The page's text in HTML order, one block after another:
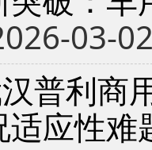
03-
普利商
应性难